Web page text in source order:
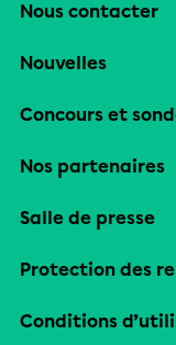
Nous contacter
Nouvelles
Concours et
Nos partenaires
Salle de presse
Protection des
Conditions